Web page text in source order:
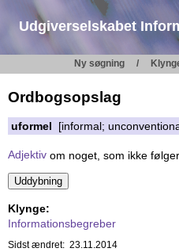
Udgiverselskabet
Ny søgning
Ordbogsopslag
uformel [informal;
Adjektiv om noget, som ikke
Klynge:
Informationsbegreber
Sidst ændret: 23.11.2014